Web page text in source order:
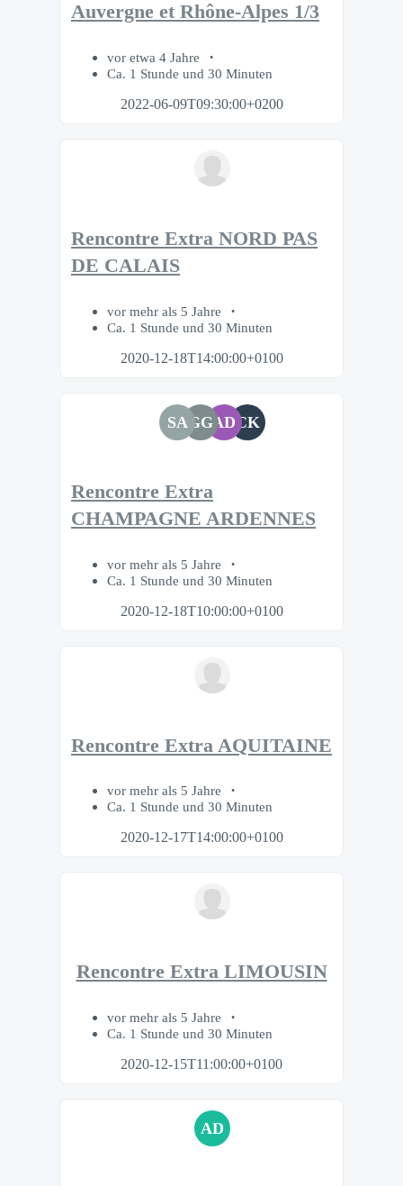
Auvergne et Rhône-Alpes 1/3
vor etwa 4 Jahre
Ca. 1 Stunde und 30 Minuten
2022-06-09T09:30:00+0200
Rencontre Extra NORD PAS
DE CALAIS
vor mehr als 5 Jahre
Ca. 1 Stunde und 30 Minuten
2020-12-18T14:00:00+0100
SA GGAD CK
Rencontre Extra
CHAMPAGNE ARDENNES
vor mehr als 5 Jahre
Ca. 1 Stunde und 30 Minuten
2020-12-18T10:00:00+0100
Rencontre Extra AQUITAINE
vor mehr als 5 Jahre
Ca. 1 Stunde und 30 Minuten
2020-12-17T14:00:00+0100
Rencontre Extra LIMOUSIN
vor mehr als 5 Jahre
Ca. 1 Stunde und 30 Minuten
2020-12-15T11:00:00+0100
AD